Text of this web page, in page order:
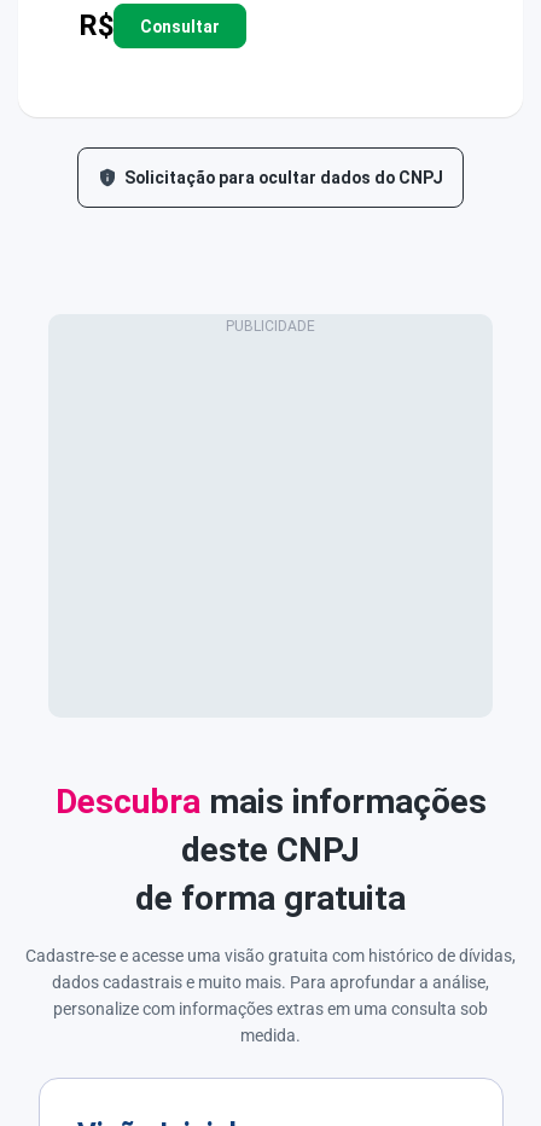
R$ Consultar
Solicitação para ocultar dados do CNPJ
Descubra mais informações
deste CNPJ
de forma gratuita
Cadastre-se e acesse uma visão gratuita com histórico de dívidas,
dados cadastrais e muito mais. Para aprofundar a análise,
personalize com informações extras em uma consulta sob
medida.